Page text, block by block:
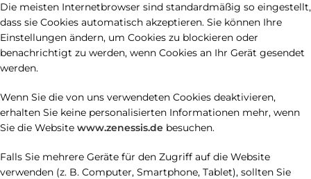
Die meisten Internetbrowser sind standardmäßig so eingestellt,
dass sie Cookies automatisch akzeptieren. Sie können Ihre
Einstellungen ändern, um Cookies zu blockieren oder
benachrichtigt zu werden, wenn Cookies an Ihr Gerät gesendet
werden.
Wenn Sie die von uns verwendeten Cookies deaktivieren,
erhalten Sie keine personalisierten Informationen mehr, wenn
Sie die Website www.zenessis.de besuchen.
Falls Sie mehrere Geräte für den Zugriff auf die Website
verwenden (z. B. Computer, Smartphone, Tablet), sollten Sie